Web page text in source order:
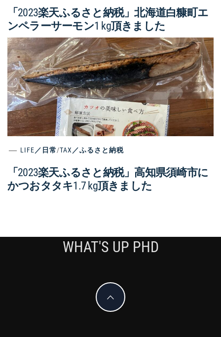
「2023楽天ふるさと納税」北海道白糠町エ
ンペラーサーモン1 kg頂きました
LIFE／日常/TAX／ふるさと納税
「2023楽天ふるさと納税」高知県須崎市に
かつおタタキ1.7 kg頂きました
WHAT'S UP PHD